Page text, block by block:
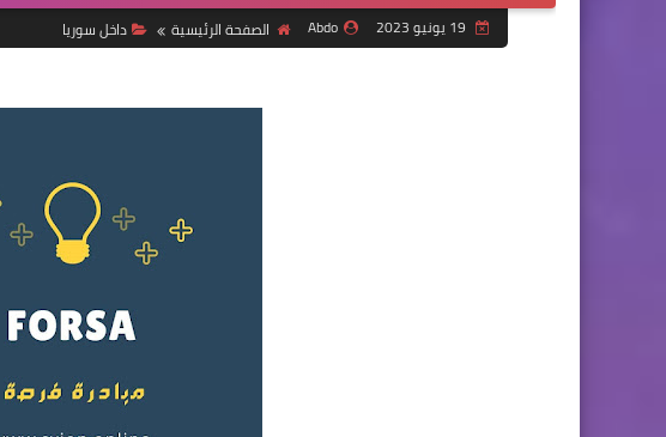
Abdo الصفحة الرئيسية داخل سوريا